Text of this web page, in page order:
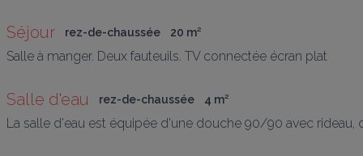
Séjour rez-de-chaussée 20 m²
Salle à manger. Deux fauteuils. TV connectée écran plat
Salle d'eau rez-de-chaussée 4 m²
La salle d'eau est équipée d'une douche 90/90 avec rideau,